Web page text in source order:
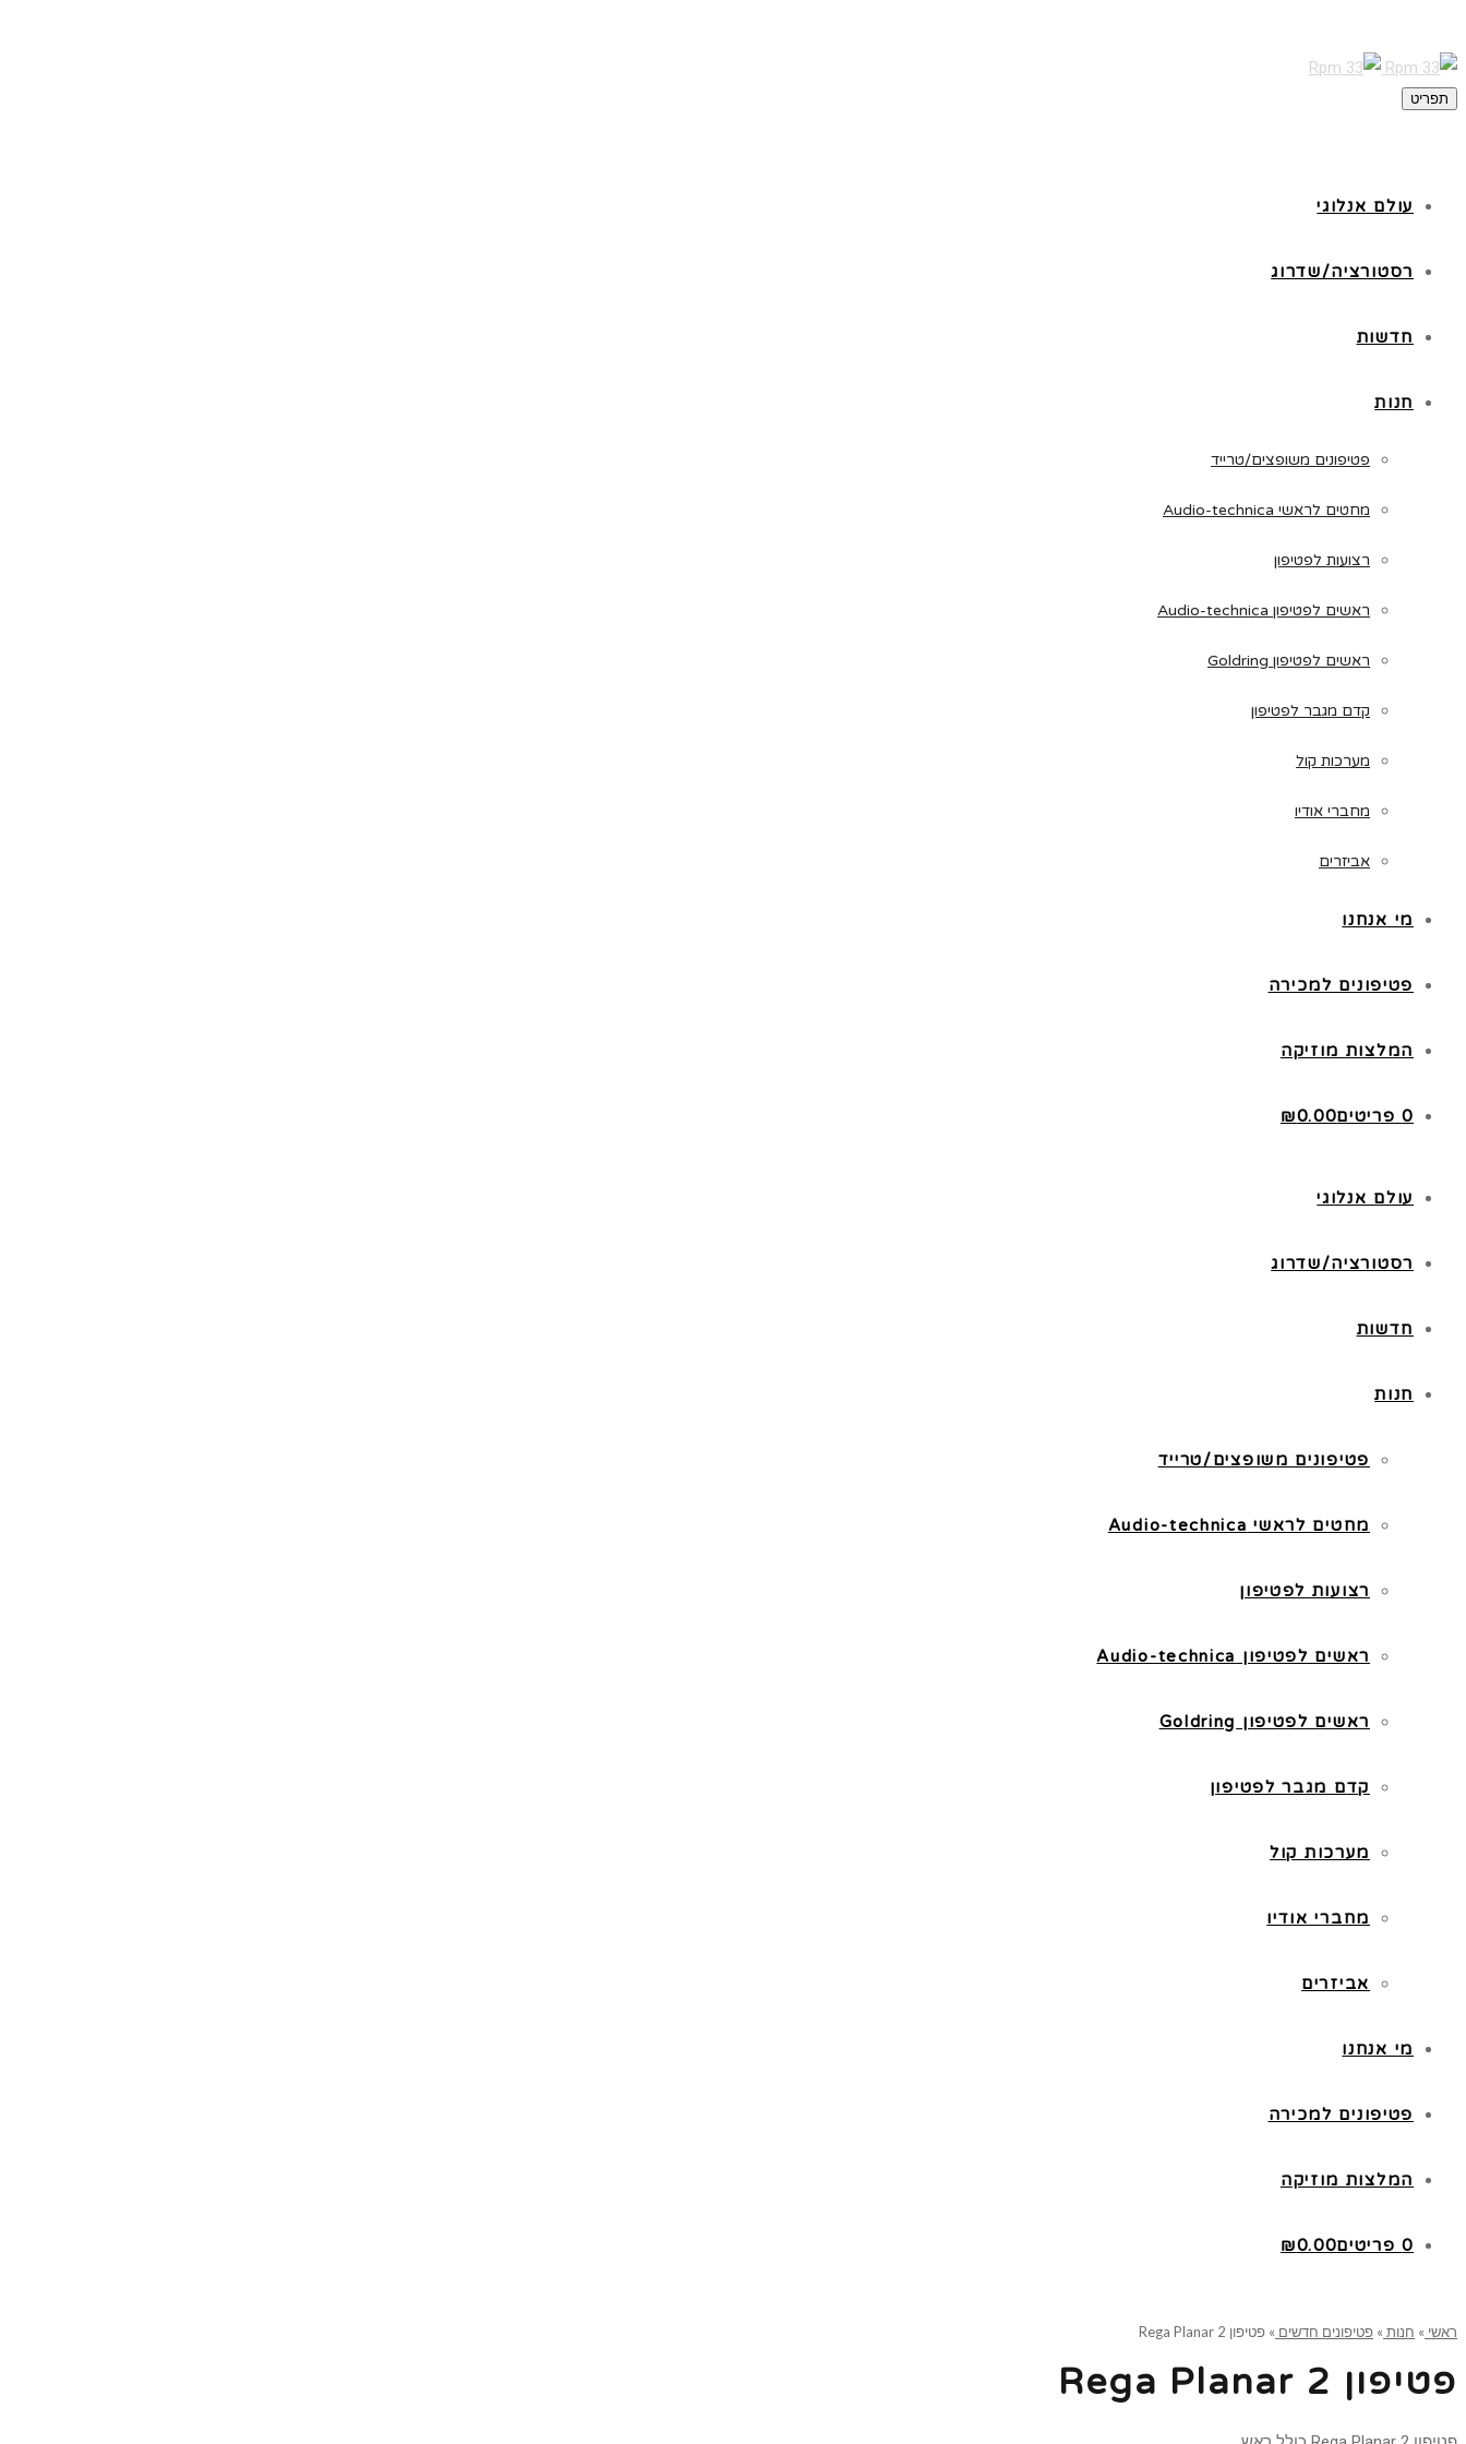
תפריט
עולם אנלוגי
רסטורציה/שדרוג
חדשות
חנות
פטיפונים משופצים/טרייד
מחטים לראשי Audio-technica
רצועות לפטיפון
ראשים לפטיפון Audio-technica
ראשים לפטיפון Goldring
קדם מגבר לפטיפון
מערכות קול
מחברי אודיו
אביזרים
מי אנחנו
פטיפונים למכירה
המלצות מוזיקה
0 פריטים ₪0.00
עולם אנלוגי
רסטורציה/שדרוג
חדשות
חנות
פטיפונים משופצים/טרייד
מחטים לראשי Audio-technica
רצועות לפטיפון
ראשים לפטיפון Audio-technica
ראשים לפטיפון Goldring
קדם מגבר לפטיפון
מערכות קול
מחברי אודיו
אביזרים
מי אנחנו
פטיפונים למכירה
המלצות מוזיקה
0 פריטים ₪0.00
ראשי » חנות » פטיפונים חדשים » פטיפון Rega Planar 2
פטיפון Rega Planar 2